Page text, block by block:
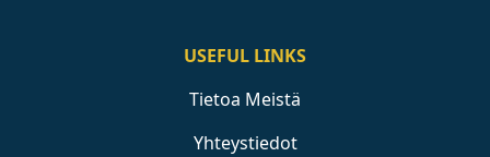
USEFUL LINKS
Tietoa Meistä
Yhteystiedot